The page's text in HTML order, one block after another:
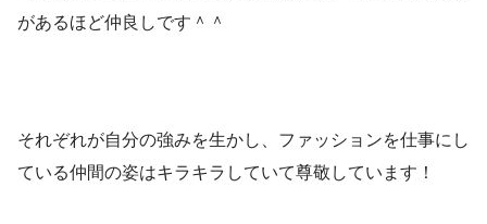
があるほど仲良しです＾＾
それぞれが自分の強みを生かし、ファッションを仕事にし
ている仲間の姿はキラキラしていて尊敬しています！